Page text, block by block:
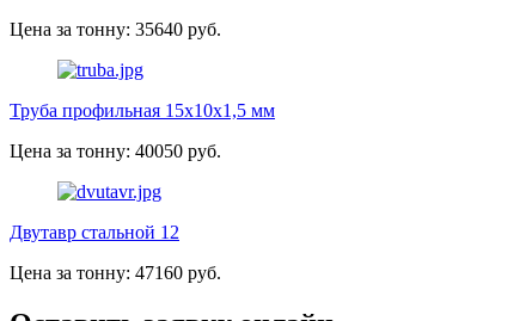
Цена за тонну: 35640 руб.
Труба профильная 15х10х1,5 мм
Цена за тонну: 40050 руб.
Двутавр стальной 12
Цена за тонну: 47160 руб.